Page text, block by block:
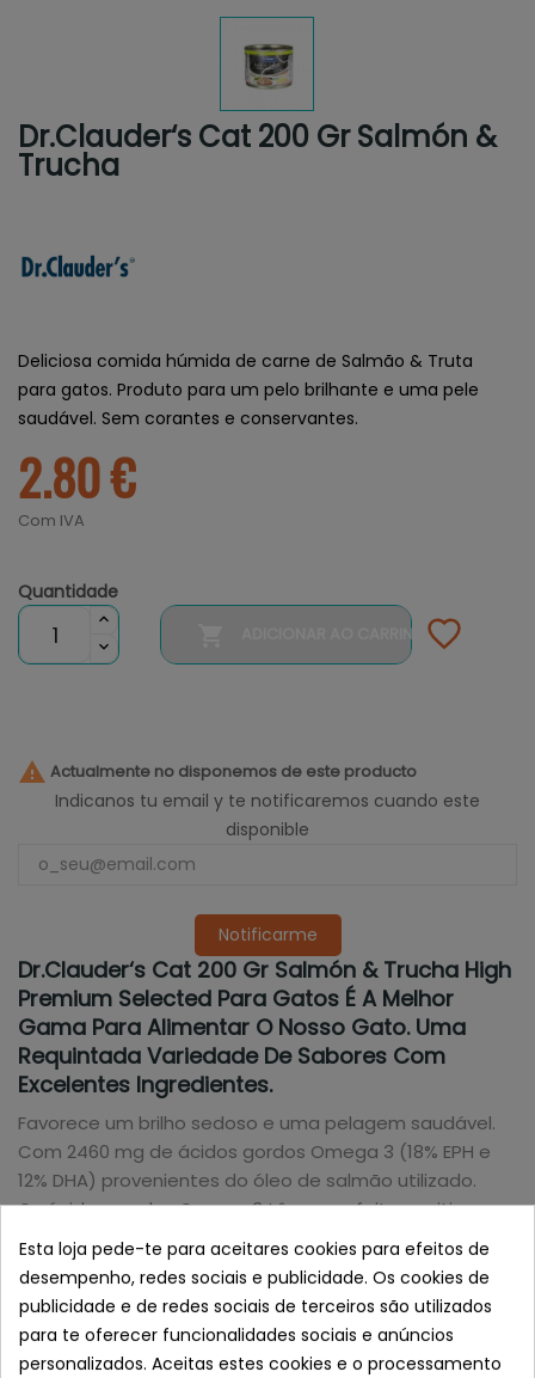
Dr.Clauder‘s Cat 200 Gr Salmón &
Trucha
Deliciosa comida húmida de carne de Salmão & Truta
para gatos. Produto para um pelo brilhante e uma pele
saudável. Sem corantes e conservantes.
2.80 €
Com IVA
Quantidade
ADICIONAR AO CARRINHO
 Actualmente no disponemos de este producto
Indicanos tu email y te notificaremos cuando este
disponible
Notificarme
Dr.Clauder‘s Cat 200 Gr Salmón & Trucha High
Premium Selected Para Gatos É A Melhor
Gama Para Alimentar O Nosso Gato. Uma
Requintada Variedade De Sabores Com
Excelentes Ingredientes.
Favorece um brilho sedoso e uma pelagem saudável.
Com 2460 mg de ácidos gordos Omega 3 (18% EPH e
12% DHA) provenientes do óleo de salmão utilizado.
Os ácidos gordos Omega 3 têm um efeito positivo
sobre a pele, o pelo e a vitalidade em geral.
Características Dr. Clauder’s Cat 200 Gr
Salmão & Truta:
- suporta um brilho sedoso e saudável da camada
Esta loja pede-te para aceitares cookies para efeitos de
desempenho, redes sociais e publicidade. Os cookies de
publicidade e de redes sociais de terceiros são utilizados
para te oferecer funcionalidades sociais e anúncios
personalizados. Aceitas estes cookies e o processamento